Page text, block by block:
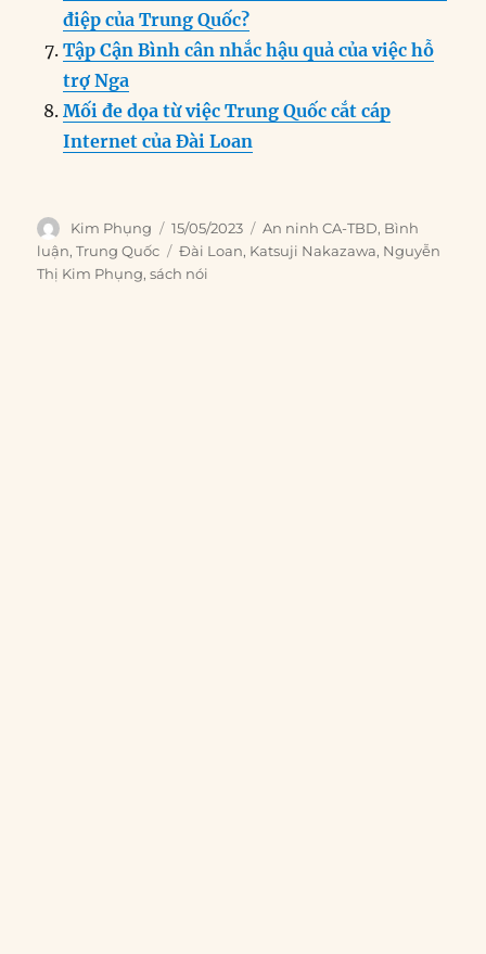
điệp của Trung Quốc?
Tập Cận Bình cân nhắc hậu quả của việc hỗ
trợ Nga
Mối đe dọa từ việc Trung Quốc cắt cáp
Internet của Đài Loan
Author
Kim Phụng
Posted
on
15/05/2023 Categories
An ninh CA-TBD, Bình
luận,Trung Quốc Tags
Đài Loan, Katsuji Nakazawa, Nguyễn
Thị Kim Phụng,sách nói